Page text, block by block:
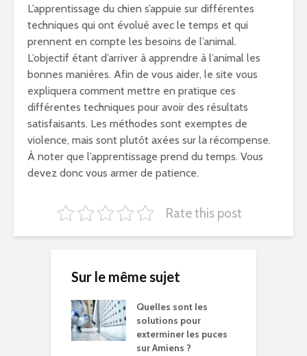
L’apprentissage du chien s’appuie sur différentes
techniques qui ont évolué avec le temps et qui
prennent en compte les besoins de l’animal.
L’objectif étant d’arriver à apprendre à l’animal les
bonnes manières. Afin de vous aider, le site vous
expliquera comment mettre en pratique ces
différentes techniques pour avoir des résultats
satisfaisants. Les méthodes sont exemptes de
violence, mais sont plutôt axées sur la récompense.
À noter que l’apprentissage prend du temps. Vous
devez donc vous armer de patience.
Rate this post
Sur le même sujet
Quelles sont les
solutions pour
exterminer les puces
sur Amiens ?